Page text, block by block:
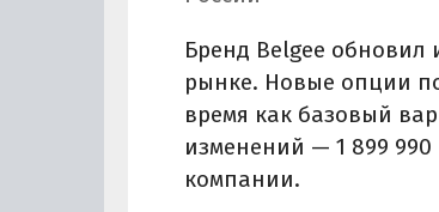
Бренд Belgee обновил
рынке. Новые опции
время как базовый
изменений — 1 899
компании.